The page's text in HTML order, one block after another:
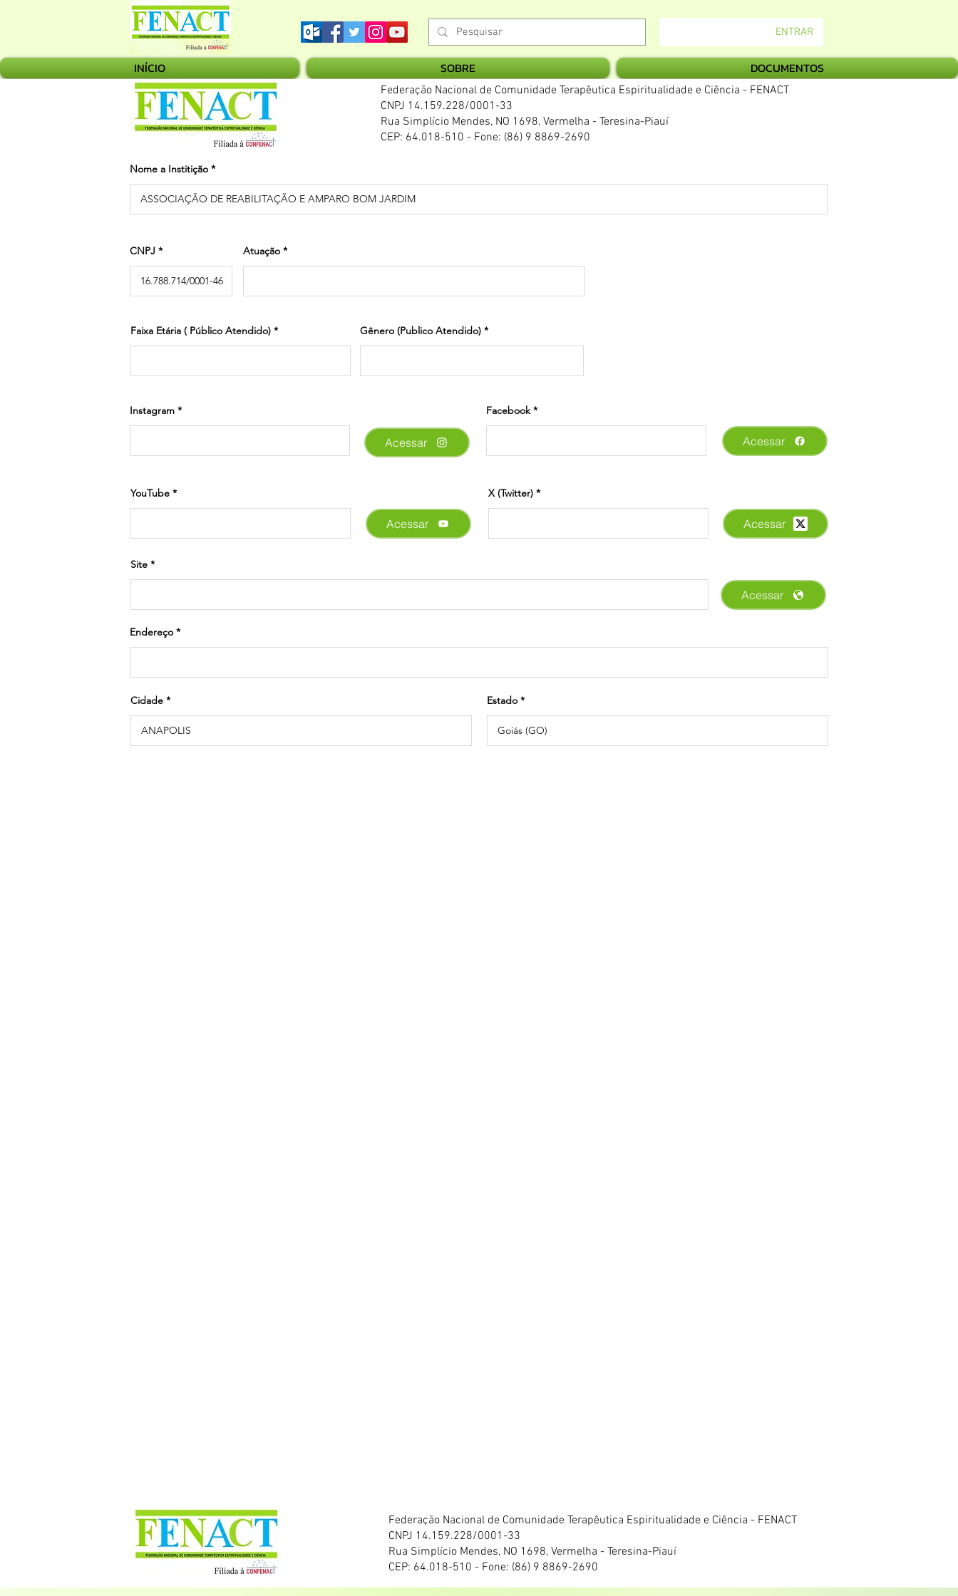
ENTRAR
INÍCIO SOBRE DOCUMENTOS
Federação Nacional de Comunidade Terapêutica Espiritualidade e Ciência - FENACT
CNPJ 14.159.228/0001-33
Rua Simplício Mendes, NO 1698, Vermelha - Teresina-Piauí
CEP: 64.018-510 - Fone: (86) 9 8869-2690
Nome a Institição
CNPJ Atuação
Faixa Etária ( Público Atendido) Gênero (Publico Atendido)
Instagram
Acessar
Facebook
Acessar
YouTube
Acessar
X (Twitter)
Acessar
Site
Acessar
Endereço
Cidade Estado
Federação Nacional de Comunidade Terapêutica Espiritualidade e Ciência - FENACT
CNPJ 14.159.228/0001-33
Rua Simplício Mendes, NO 1698, Vermelha - Teresina-Piauí
CEP: 64.018-510 - Fone: (86) 9 8869-2690